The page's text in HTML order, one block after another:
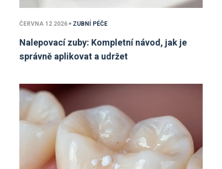
ČERVNA 12 2026 ZUBNÍ PÉČE
Nalepovací zuby: Kompletní návod, jak je
správně aplikovat a udržet